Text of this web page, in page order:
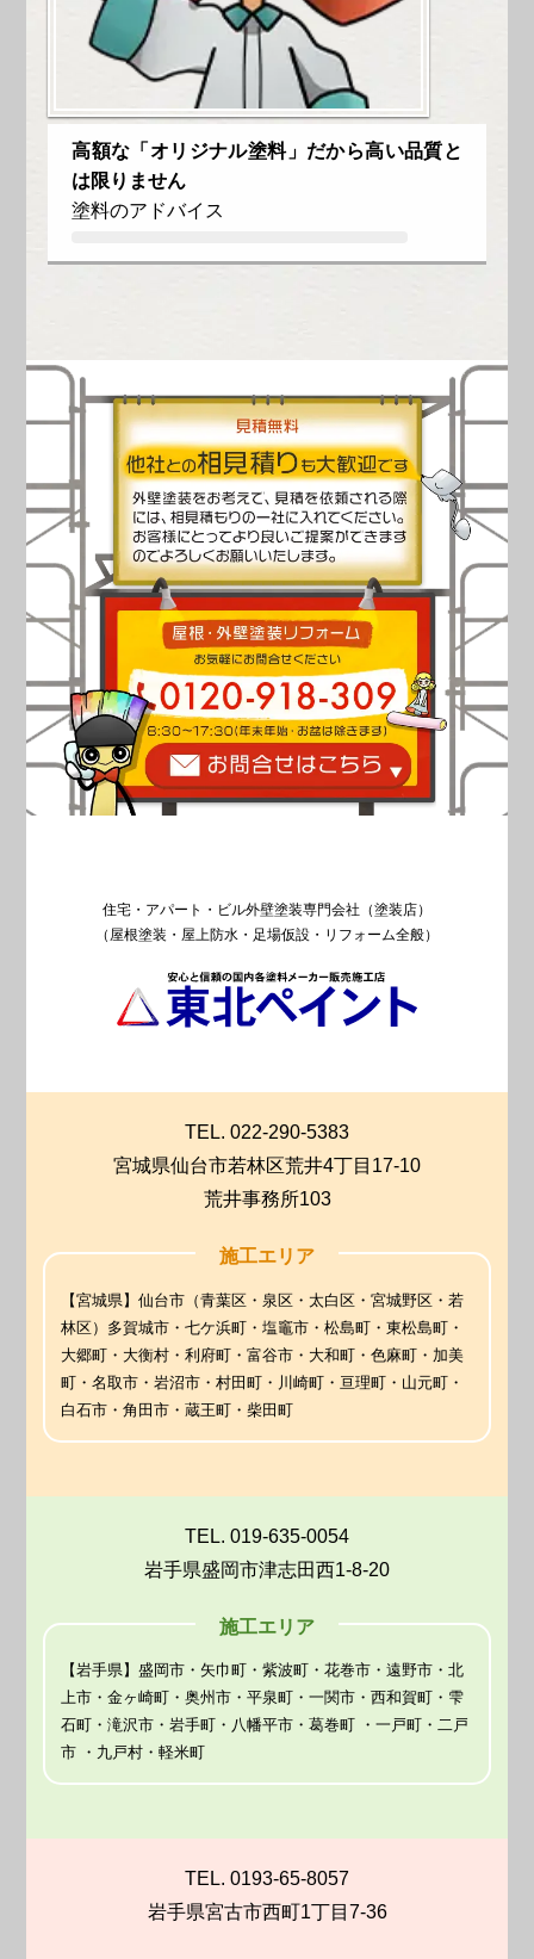
高額な「オリジナル塗料」だから高い品質と
は限りません
塗料のアドバイス
住宅・アパート・ビル外壁塗装専門会社（塗装店）
（屋根塗装・屋上防水・足場仮設・リフォーム全般）
TEL. 022-290-5383
宮城県仙台市若林区荒井4丁目17-10
荒井事務所103
施工エリア
【宮城県】仙台市（青葉区・泉区・太白区・宮城野区・若
林区）多賀城市・七ケ浜町・塩竈市・松島町・東松島町・
大郷町・大衡村・利府町・富谷市・大和町・色麻町・加美
町・名取市・岩沼市・村田町・川崎町・亘理町・山元町・
白石市・角田市・蔵王町・柴田町
TEL. 019-635-0054
岩手県盛岡市津志田西1-8-20
施工エリア
【岩手県】盛岡市・矢巾町・紫波町・花巻市・遠野市・北
上市・金ヶ崎町・奥州市・平泉町・一関市・西和賀町・雫
石町・滝沢市・岩手町・八幡平市・葛巻町 ・一戸町・二戸
市 ・九戸村・軽米町
TEL. 0193-65-8057
岩手県宮古市西町1丁目7-36